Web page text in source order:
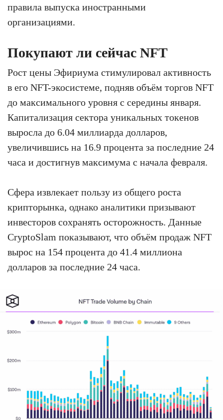
правила выпуска иностранными
организациями.
Покупают ли сейчас NFT
Рост цены Эфириума стимулировал активность
в его NFT-экосистеме, подняв объём торгов NFT
до максимального уровня с середины января.
Капитализация сектора уникальных токенов
выросла до 6.04 миллиарда долларов,
увеличившись на 16.9 процента за последние 24
часа и достигнув максимума с начала февраля.
Сфера извлекает пользу из общего роста
крипторынка, однако аналитики призывают
инвесторов сохранять осторожность. Данные
CryptoSlam показывают, что объём продаж NFT
вырос на 154 процента до 41.4 миллиона
долларов за последние 24 часа.